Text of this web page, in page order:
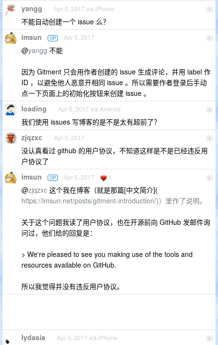
1
yangg Apr 5, 2017 via iPhone
不能自动创建一个 issue 么？
2
imsun OP Apr 5, 2017
@yangg 不能
因为 Gitment 只会用作者创建的 issue 生成评论，并用 label 作
ID ，以避免他人恶意开相同 issue 。所以需要作者登录后手动
点一下页面上的初始化按钮来创建 issue 。
3
loading Apr 5, 2017 via Android
我们使用 issues 写博客的是不是太有超前了？
4
zjqzxc Apr 5, 2017
没认真看过 github 的用户协议，不知道这样是不是已经违反用
户协议了
5
imsun OP Apr 5, 2017 1
@zjqzxc 这个我在博客（就是那篇[中文简介](
https://imsun.net/posts/gitment-introduction/)）里作了说明。
关于这个问题我读了用户协议，也在开源前向 GitHub 发邮件询
问过，他们给的回复是：
> We're pleased to see you making use of the tools and
resources available on GitHub.
所以我觉得并没有违反用户协议。
6
lydasia Apr 5, 2017 via iPhone